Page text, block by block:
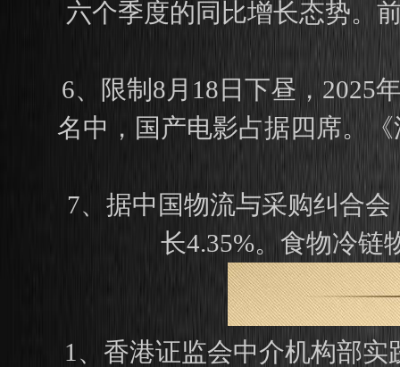
六个季度的同比增长态势。
6、限制8月18日下昼，2025
名中，国产电影占据四席。
7、据中国物流与采购纠合
长4.35%。食物冷链
1、香港证监会中介机构部